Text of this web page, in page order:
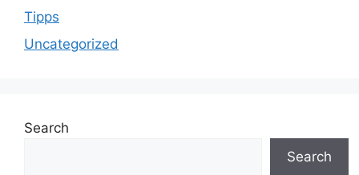
Tipps
Uncategorized
Search
Search